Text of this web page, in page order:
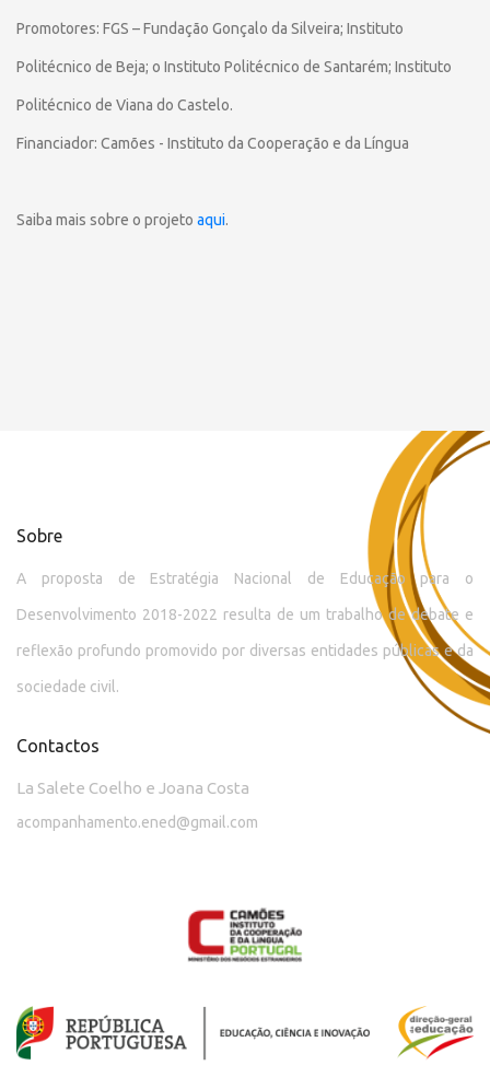
Promotores: FGS – Fundação Gonçalo da Silveira; Instituto
Politécnico de Beja; o Instituto Politécnico de Santarém; Instituto
Politécnico de Viana do Castelo.
Financiador: Camões - Instituto da Cooperação e da Língua
Saiba mais sobre o projeto aqui.
Sobre
A proposta de Estratégia Nacional de Educação para o
Desenvolvimento 2018-2022 resulta de um trabalho de debate e
reflexão profundo promovido por diversas entidades públicas e da
sociedade civil.
Contactos
La Salete Coelho e Joana Costa
acompanhamento.ened@gmail.com